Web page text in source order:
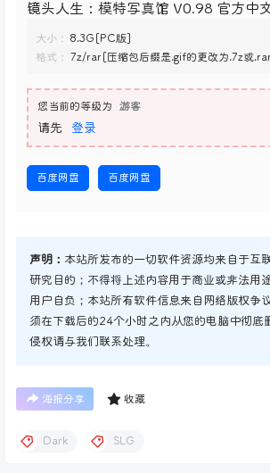
镜头人生：模特写真馆 V0.98 官方中
大小：
8.3G[PC版]
格式：
7z/rar[压缩包后缀是.gif的更改为.7z或
您当前的等级为 游客
请先 登录
百度网盘 百度网盘
声明： 本站所发布的一切软件资源均来自于互
研究目的；不得将上述内容用于商业或非法用
用户自负；本站所有软件信息来自网络版权争
须在下载后的24个小时之内从您的电脑中彻底
侵权请与我们联系处理。
海报分享 收藏
Dark SLG